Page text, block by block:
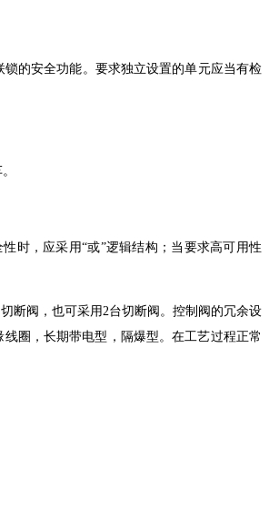
的安全功能。要求独立设置的单元应当有检
时，应采用“或”逻辑结构；当要求高可用性
断阀，也可采用2台切断阀。控制阀的冗余设
圈，长期带电型，隔爆型。在工艺过程正常